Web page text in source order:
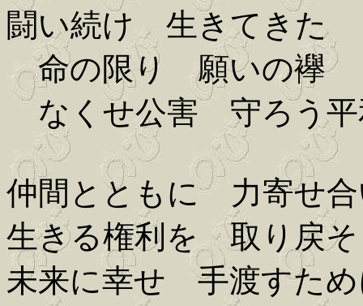
闘い続け 生きてきた
命の限り 願いの襷
なくせ公害 守ろう平
仲間とともに 力寄せ
生きる権利を 取り戻
未来に幸せ 手渡すた